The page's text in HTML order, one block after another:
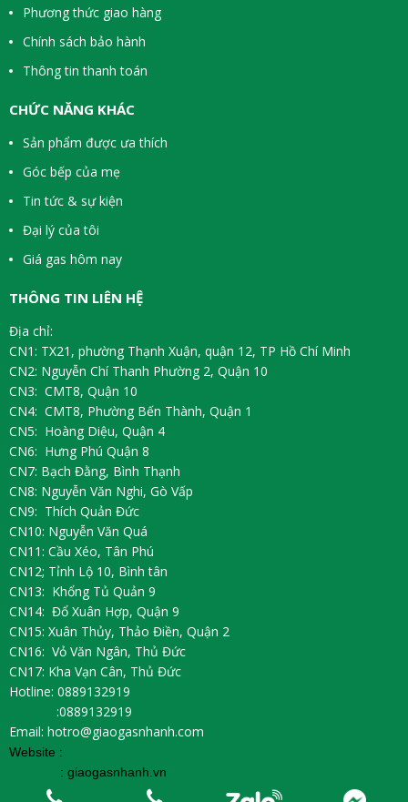
Phương thức giao hàng
Chính sách bảo hành
Thông tin thanh toán
CHỨC NĂNG KHÁC
Sản phẩm được ưa thích
Góc bếp của mẹ
Tin tức & sự kiện
Đại lý của tôi
Giá gas hôm nay
THÔNG TIN LIÊN HỆ
Địa chỉ:
CN1: TX21, phường Thạnh Xuận, quận 12, TP Hồ Chí Minh
CN2: Nguyễn Chí Thanh Phường 2, Quận 10
CN3: CMT8, Quận 10
CN4: CMT8, Phường Bến Thành, Quận 1
CN5: Hoàng Diệu, Quận 4
CN6: Hưng Phú Quận 8
CN7: Bạch Đằng, Bình Thạnh
CN8: Nguyễn Văn Nghi, Gò Vấp
CN9: Thích Quản Đức
CN10: Nguyễn Văn Quá
CN11: Cầu Xéo, Tân Phú
CN12; Tỉnh Lộ 10, Bình tân
CN13: Khổng Tủ Quản 9
CN14: Đổ Xuân Hợp, Quận 9
CN15: Xuân Thủy, Thảo Điền, Quận 2
CN16: Vỏ Văn Ngân, Thủ Đức
CN17: Kha Vạn Cân, Thủ Đức
Hotline: 0889132919
:0889132919
Email: hotro@giaogasnhanh.com
Website :
: giaogasnhanh.vn